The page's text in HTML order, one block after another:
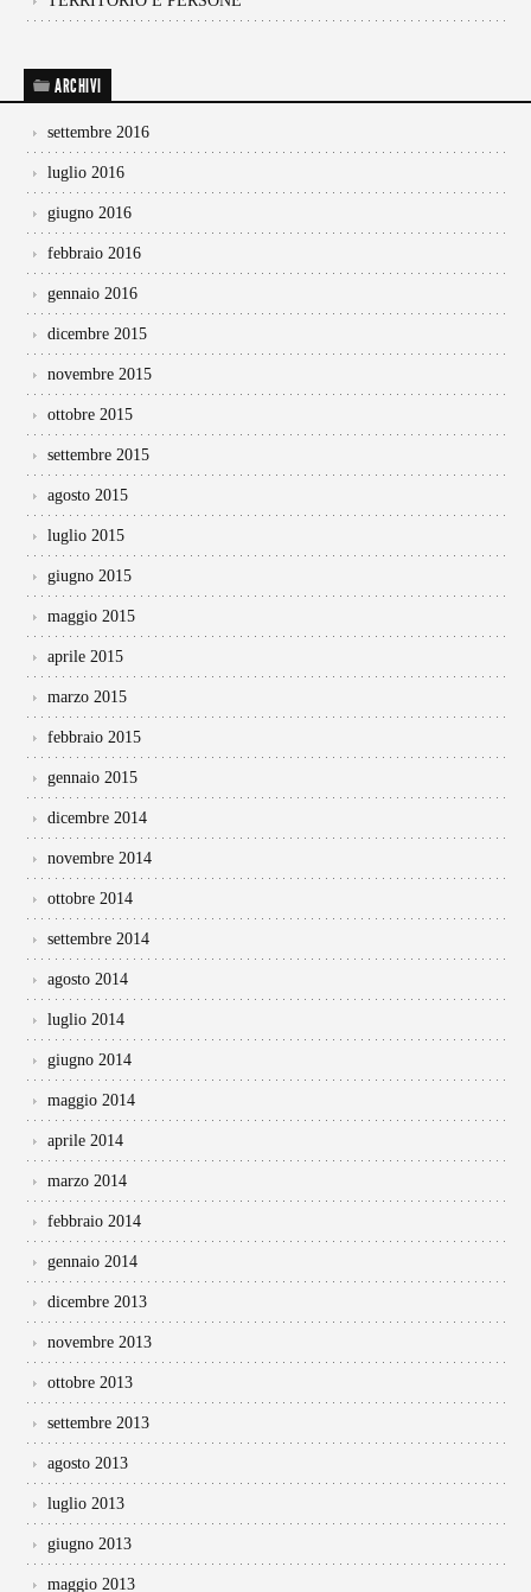
ARCHIVI
settembre 2016
luglio 2016
giugno 2016
febbraio 2016
gennaio 2016
dicembre 2015
novembre 2015
ottobre 2015
settembre 2015
agosto 2015
luglio 2015
giugno 2015
maggio 2015
aprile 2015
marzo 2015
febbraio 2015
gennaio 2015
dicembre 2014
novembre 2014
ottobre 2014
settembre 2014
agosto 2014
luglio 2014
giugno 2014
maggio 2014
aprile 2014
marzo 2014
febbraio 2014
gennaio 2014
dicembre 2013
novembre 2013
ottobre 2013
settembre 2013
agosto 2013
luglio 2013
giugno 2013
maggio 2013